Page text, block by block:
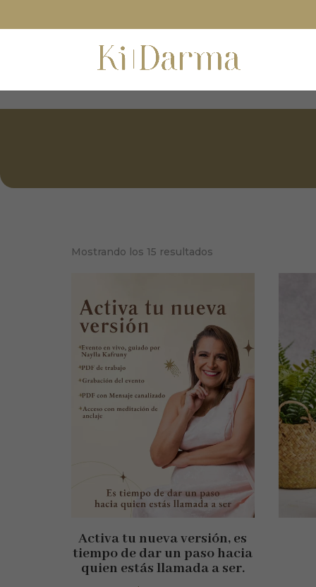
Mostrando los 15 resultados
Activa tu nueva versión, es
tiempo de dar un paso hacia
quien estás llamada a ser.